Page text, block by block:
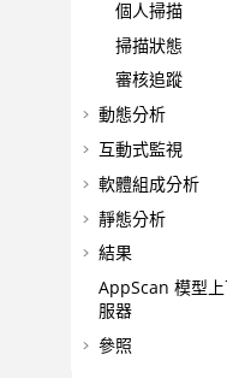
個人掃描
掃描狀態
審核追蹤
動態分析
互動式監視
軟體組成分析
靜態分析
結果
AppScan 模型
服器
參照